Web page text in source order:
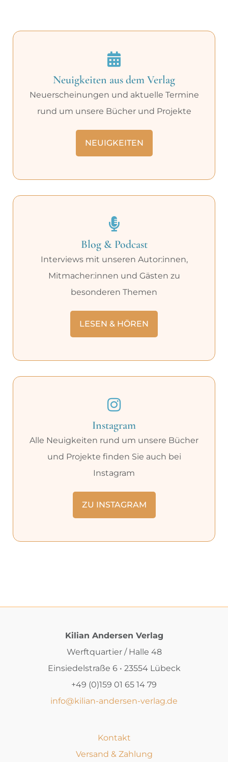
Neuigkeiten aus dem Verlag
Neuerscheinungen und aktuelle Termine
rund um unsere Bücher und Projekte
NEUIGKEITEN
Blog & Podcast
Interviews mit unseren Autor:innen,
Mitmacher:innen und Gästen zu
besonderen Themen
LESEN & HÖREN
Instagram
Alle Neuigkeiten rund um unsere Bücher
und Projekte finden Sie auch bei
Instagram
ZU INSTAGRAM
Kilian Andersen Verlag
Werftquartier / Halle 48
Einsiedelstraße 6 • 23554 Lübeck
+49 (0)159 01 65 14 79
info@kilian-andersen-verlag.de
Kontakt
Versand & Zahlung